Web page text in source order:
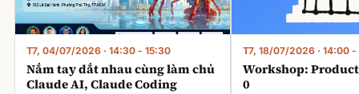
T7, 04/07/2026 · 14:30 - 15:30
Nắm tay dắt nhau cùng làm chủ
Claude AI, Claude Coding
T7, 18/07/2026 · 14:00 -
Workshop:
0